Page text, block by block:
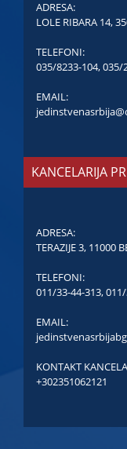
ADRESA:
LOLE RIBARA 14,
TELEFONI:
035/8233-104,035/
EMAIL:
KANCELARIJA
ADRESA:
TERAZIJE 3, 11000
TELEFONI:
011/33-44-313,
EMAIL:
KONTAKT
+302351062121